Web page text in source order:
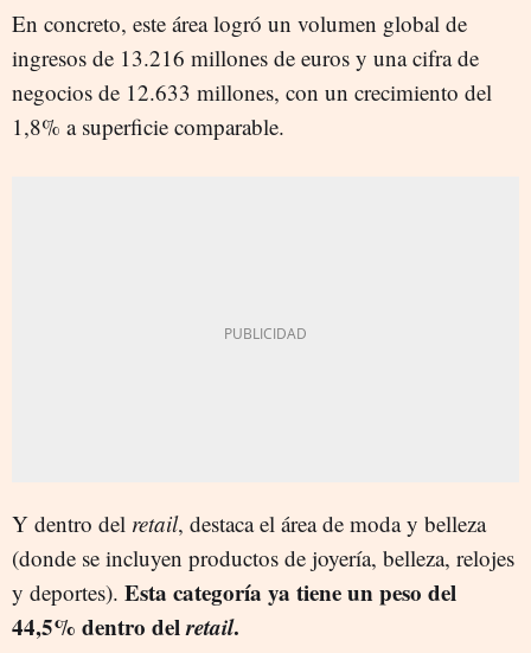
En concreto, este área logró un volumen global de
ingresos de 13.216 millones de euros y una cifra de
negocios de 12.633 millones, con un crecimiento del
1,8% a superficie comparable.
Y dentro del retail, destaca el área de moda y belleza
(donde se incluyen productos de joyería, belleza, relojes
y deportes). Esta categoría ya tiene un peso del
44,5% dentro delretail.